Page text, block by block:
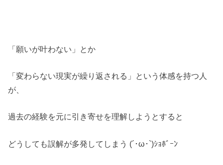
「願いが叶わない」とか
「変わらない現実が繰り返される」という体感を持つ人
が、
過去の経験を元に引き寄せを理解しようとすると
どうしても誤解が多発してしまう (´･ω･`)ｼｮﾎﾞｰﾝ